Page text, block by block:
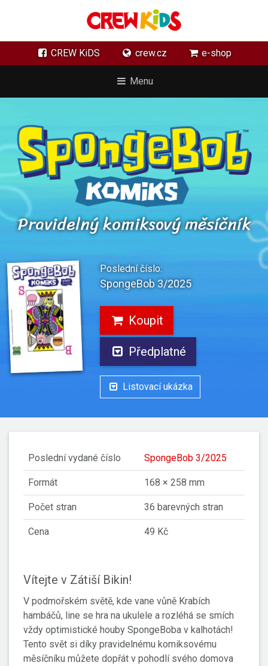
CREW KiDS crew.cz e-shop
Menu
Pravidelný komiksový měsíčník
Poslední číslo:
SpongeBob 3/2025
Koupit
Předplatné
Listovací ukázka
Poslední vydané číslo SpongeBob 3/2025
Formát 168 × 258 mm
Počet stran 36 barevných stran
Cena 49 Kč
Vítejte v Zátiší Bikin!
V podmořském světě, kde vane vůně Krabích
hambáčů, line se hra na ukulele a rozléhá se smích
vždy optimistické houby SpongeBoba v kalhotách!
Tento svět si díky pravidelnému komiksovému
měsíčníku můžete dopřát v pohodlí svého domova